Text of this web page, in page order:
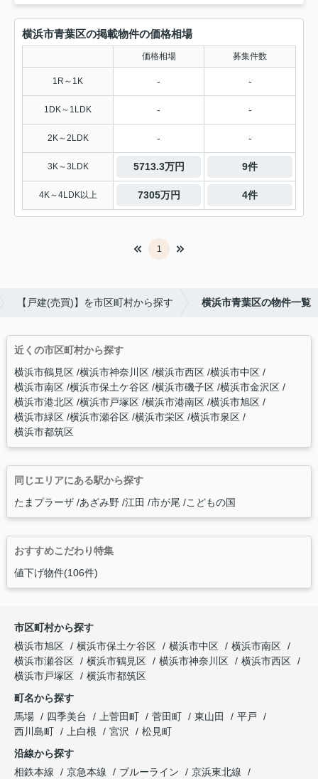
横浜市青葉区の掲載物件の価格相場
価格相場 募集件数
1R～1K - -
1DK～1LDK - -
2K～2LDK - -
3K～3LDK 5713.3万円 9件
4K～4LDK以上 7305万円 4件
1
【戸建(売買)】を市区町村から探す 横浜市青葉区の物件一覧
近くの市区町村から探す
横浜市鶴見区 横浜市神奈川区 横浜市西区 横浜市中区
横浜市南区 横浜市保土ケ谷区 横浜市磯子区 横浜市金沢区
横浜市港北区 横浜市戸塚区 横浜市港南区 横浜市旭区
横浜市緑区 横浜市瀬谷区 横浜市栄区 横浜市泉区
横浜市都筑区
同じエリアにある駅から探す
たまプラーザ あざみ野 江田 市が尾 こどもの国
おすすめこだわり特集
値下げ物件(106件)
市区町村から探す
横浜市旭区
横浜市保土ケ谷区 横浜市中区
横浜市南区
横浜市瀬谷区
横浜市鶴見区 横浜市神奈川区
横浜市西区
横浜市戸塚区
横浜市都筑区
町名から探す
馬場
四季美台 上菅田町 菅田町 東山田
平戸
西川島町
上白根 宮沢
松見町
沿線から探す
相鉄本線
京急本線 ブルーライン
京浜東北線